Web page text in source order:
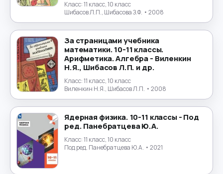
Класс:11 класс, 10 класс
Шибасов Л.П., Шибасова З.Ф. • 2008
За страницами учебника
математики. 10-11 классы.
Арифметика. Алгебра - Виленкин
Н.Я., Шибасов Л.П. и др.
Класс:11 класс, 10 класс
Виленкин Н.Я., Шибасов Л.П. • 2008
Ядерная физика. 10-11 классы - Под
ред. Панебратцева Ю.А.
Класс:11 класс, 10 класс
Под ред. Панебратцева Ю.А. • 2021